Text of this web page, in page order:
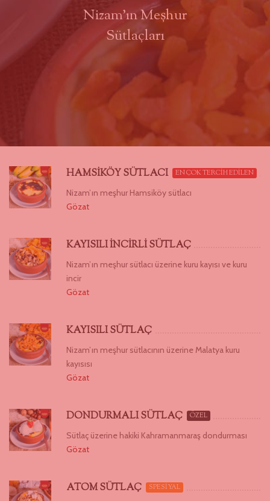
Nizam’ın Meşhur
Sütlaçları
HAMSİKÖY SÜTLACI EN ÇOK TERCİH EDİLEN
Nizam’ın meşhur Hamsiköy sütlacı
Gözat
KAYISILI İNCİRLİ SÜTLAÇ
Nizam’ın meşhur sütlacı üzerine kuru kayısı ve kuru
incir
Gözat
KAYISILI SÜTLAÇ
Nizam’ın meşhur sütlacının üzerine Malatya kuru
kayısısı
Gözat
DONDURMALI SÜTLAÇ ÖZEL
Sütlaç üzerine hakiki Kahramanmaraş dondurması
Gözat
ATOM SÜTLAÇ SPESİYAL